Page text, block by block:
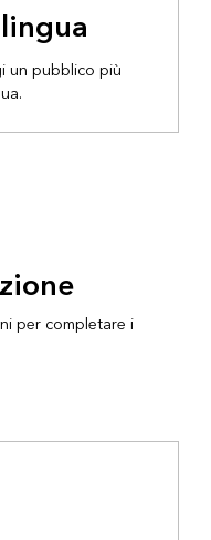
un pubblico più
per completare i